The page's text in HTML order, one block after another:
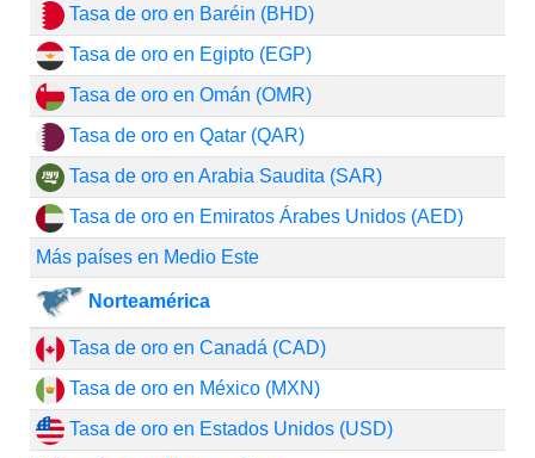
Tasa de oro en Baréin (BHD)
Tasa de oro en Egipto (EGP)
Tasa de oro en Omán (OMR)
Tasa de oro en Qatar (QAR)
Tasa de oro en Arabia Saudita (SAR)
Tasa de oro en Emiratos Árabes Unidos (AED)
Más países en Medio Este
Norteamérica
Tasa de oro en Canadá (CAD)
Tasa de oro en México (MXN)
Tasa de oro en Estados Unidos (USD)